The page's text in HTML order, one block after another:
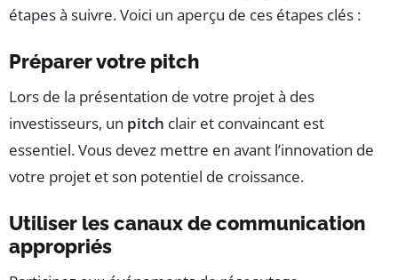
étapes à suivre. Voici un aperçu de ces étapes clés :
Préparer votre pitch
Lors de la présentation de votre projet à des
investisseurs, un pitch clair et convaincant est
essentiel. Vous devez mettre en avant l’innovation de
votre projet et son potentiel de croissance.
Utiliser les canaux de communication
appropriés